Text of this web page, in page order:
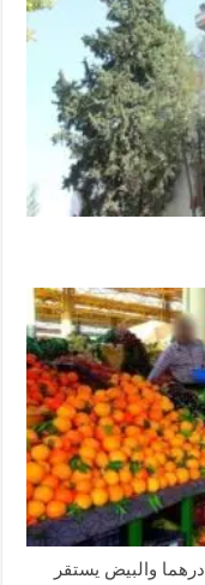
في أول أيام رمضان.. الفلفل تقفز إلى 20 درهما والبيض يستقر